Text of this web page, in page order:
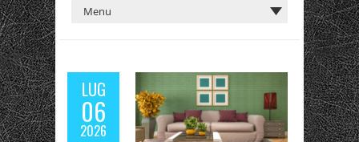
LUG
06
2026